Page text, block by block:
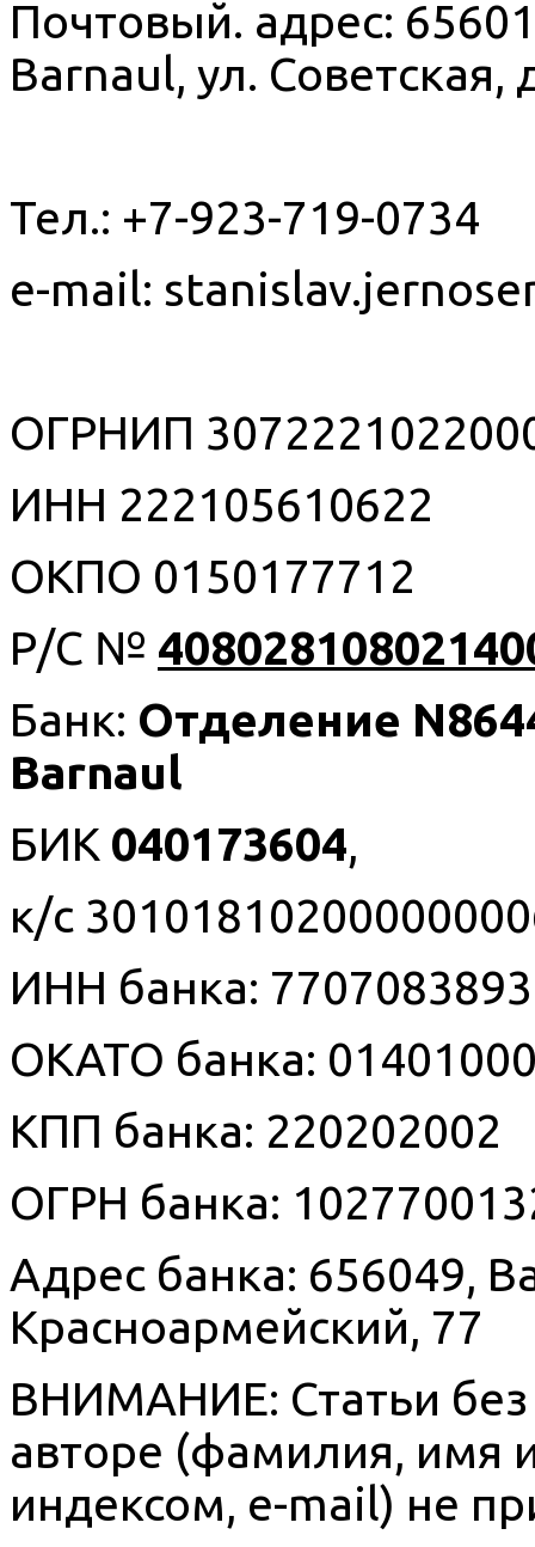
Почтовый. адрес:
Barnaul, ул. Советская,
Тел.: +7-923-719-0734
e-mail:
ОГРНИП
ИНН 222105610622
ОКПО 0150177712
Р/С №
Банк: Отделение N
Barnaul
БИК 040173604,
к/с
ИНН банка: 7707083893
ОКАТО банка:
КПП банка: 220202002
ОГРН банка:
Адрес банка: 656049,
Красноармейский, 77
ВНИМАНИЕ: Статьи
авторе (фамилия, имя
индексом, e-mail) не